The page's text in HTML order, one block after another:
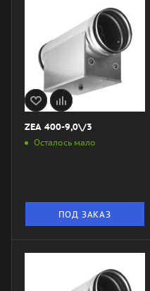
ZEA 400-9,0\/3
Осталось мало
ПОД ЗАКАЗ